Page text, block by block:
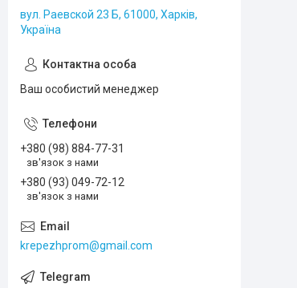
вул. Раевской 23 Б, 61000, Харків,
Україна
Ваш особистий менеджер
+380 (98) 884-77-31
зв'язок з нами
+380 (93) 049-72-12
зв'язок з нами
krepezhprom@gmail.com